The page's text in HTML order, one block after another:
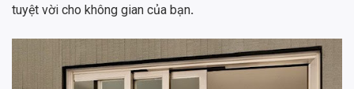
tuyệt vời cho không gian của bạn.